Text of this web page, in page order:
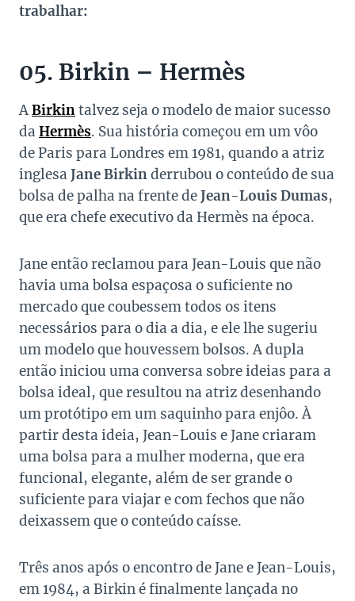
trabalhar:
05. Birkin – Hermès
ABirkintalvez seja o modelo de maior sucesso
da Hermès. Sua história começou em um vôo
de Paris para Londres em 1981, quando a atriz
inglesa Jane Birkinderrubou o conteúdo de sua
bolsa de palha na frente deJean-Louis Dumas,
que era chefe executivo da Hermès na época.
Jane então reclamou para Jean-Louis que não
havia uma bolsa espaçosa o suficiente no
mercado que coubessem todos os itens
necessários para o dia a dia, e ele lhe sugeriu
um modelo que houvessem bolsos. A dupla
então iniciou uma conversa sobre ideias para a
bolsa ideal, que resultou na atriz desenhando
um protótipo em um saquinho para enjôo. À
partir desta ideia, Jean-Louis e Jane criaram
uma bolsa para a mulher moderna, que era
funcional, elegante, além de ser grande o
suficiente para viajar e com fechos que não
deixassem que o conteúdo caísse.
Três anos após o encontro de Jane e Jean-Louis,
em 1984, a Birkin é finalmente lançada no